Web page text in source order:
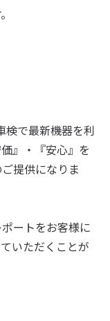
検で最新機器を利
』・『安心』を
提供になりま
ートをお客様に
いただくことが